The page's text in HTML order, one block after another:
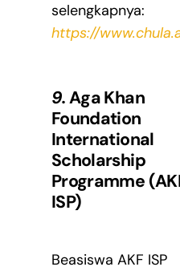
selengkapnya:
https://
9.Aga Khan
Foundation
International
Scholarship
Programme
ISP)
Beasiswa AKF ISP